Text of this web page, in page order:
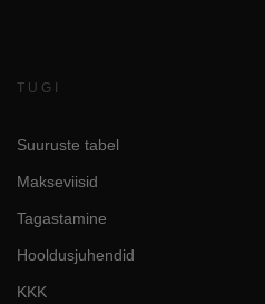
TUGI
Suuruste tabel
Makseviisid
Tagastamine
Hooldusjuhendid
KKK